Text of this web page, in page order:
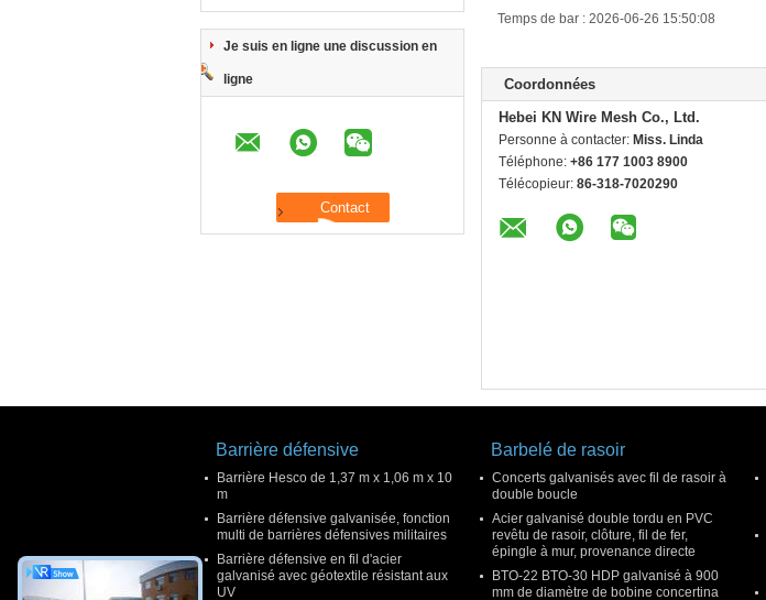
Je suis en ligne une discussion en
ligne
Temps de bar : 2026-06-26 15:50:08
Coordonnées
Hebei KN Wire Mesh Co., Ltd.
Personne à contacter: Miss. Linda
Téléphone: +86 177 1003 8900
Télécopieur: 86-318-7020290
Barrière défensive
Barrière Hesco de 1,37 m x 1,06 m x 10
m
Barrière défensive galvanisée, fonction
multi de barrières défensives militaires
Barrière défensive en fil d'acier
galvanisé avec géotextile résistant aux
UV
Barbelé de rasoir
Concerts galvanisés avec fil de rasoir à
double boucle
Acier galvanisé double tordu en PVC
revêtu de rasoir, clôture, fil de fer,
épingle à mur, provenance directe
BTO-22 BTO-30 HDP galvanisé à 900
mm de diamètre de bobine concertina